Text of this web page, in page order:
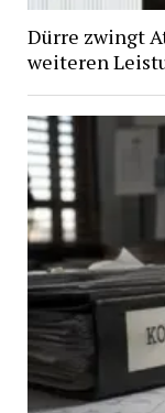
Dürre zwingt
weiteren